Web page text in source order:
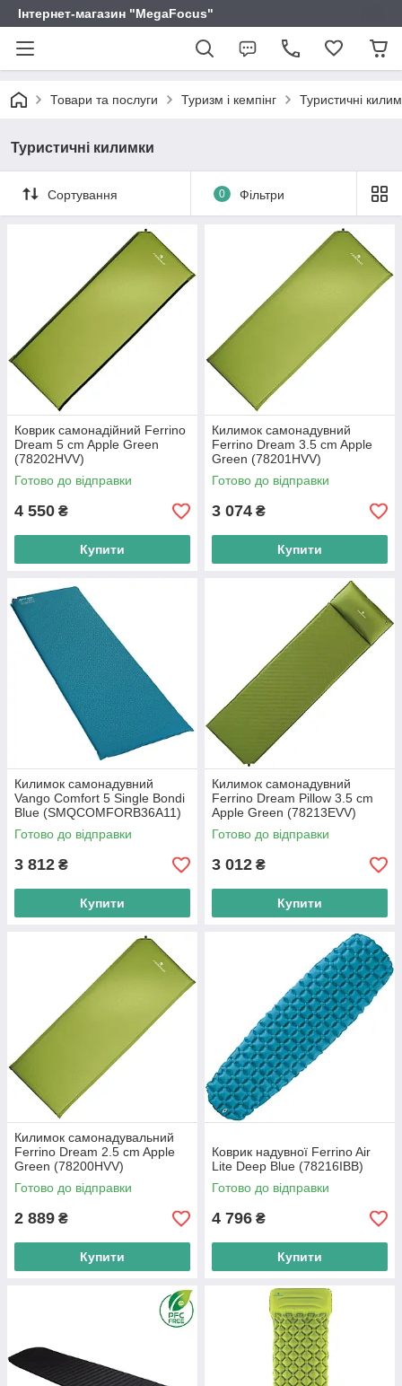
Інтернет-магазин "MegaFocus"
Товари та послуги Туризм і кемпінг Туристичні
Туристичні килимки
Сортування 0 Фільтри
Коврик самонадійний Ferrino
Dream 5 cm Apple Green
(78202HVV)
Готово до відправки
4 550 ₴
Купити
Килимок самонадувний
Ferrino Dream 3.5 cm Apple
Green (78201HVV)
Готово до відправки
3 074 ₴
Купити
Килимок самонадувний
Vango Comfort 5 Single Bondi
Blue (SMQCOMFORB36A11)
Готово до відправки
3 812 ₴
Купити
Килимок самонадувний
Ferrino Dream Pillow 3.5 cm
Apple Green (78213EVV)
Готово до відправки
3 012 ₴
Купити
Килимок самонадувальний
Ferrino Dream 2.5 cm Apple
Green (78200HVV)
Готово до відправки
2 889 ₴
Купити
Коврик надувної Ferrino Air
Lite Deep Blue (78216IBB)
Готово до відправки
4 796 ₴
Купити